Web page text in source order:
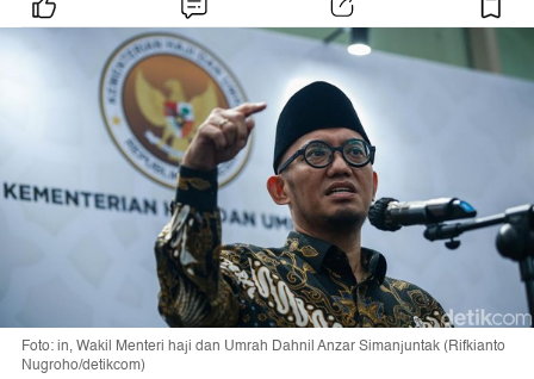
Foto: in, Wakil Menteri haji dan Umrah Dahnil Anzar Simanjuntak (Rifkianto
Nugroho/detikcom)